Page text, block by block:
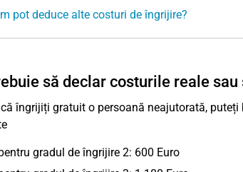
pot deduce alte costuri de îngrijire?
să declar costurile reale
îngrijiți gratuit o persoană neajutorată, puteți
gradul de îngrijire 2: 600 Euro